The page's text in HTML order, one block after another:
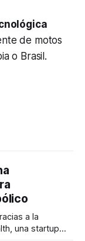
de motos
o Brasil.
a la
una startup